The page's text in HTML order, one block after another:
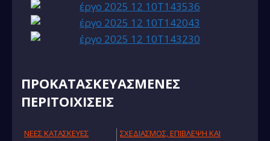
ΠΡΟΚΑΤΑΣΚΕΥΑΣΜΕΝΕΣ
ΠΕΡΙΤΟΙΧΙΣΕΙΣ
NΕΕΣ ΚΑΤΑΣΚΕΥΕΣ
ΣΧΕΔΙΑΣΜΟΣ, ΕΠΙΒΛΕΨΗ ΚΑΙ